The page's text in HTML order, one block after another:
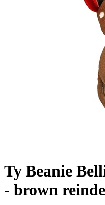
Ty Beanie
- brown